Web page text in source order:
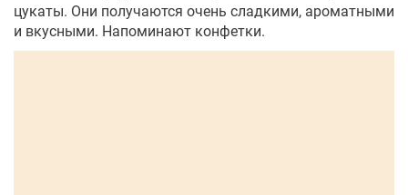
цукаты. Они получаются очень сладкими, ароматными
и вкусными. Напоминают конфетки.